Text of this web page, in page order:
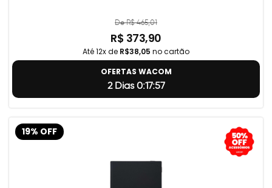
De R$ 465,01
R$ 373,90
Até 12x de R$38,05 no cartão
OFERTAS WACOM
2 Dias 0:17:56
19% OFF